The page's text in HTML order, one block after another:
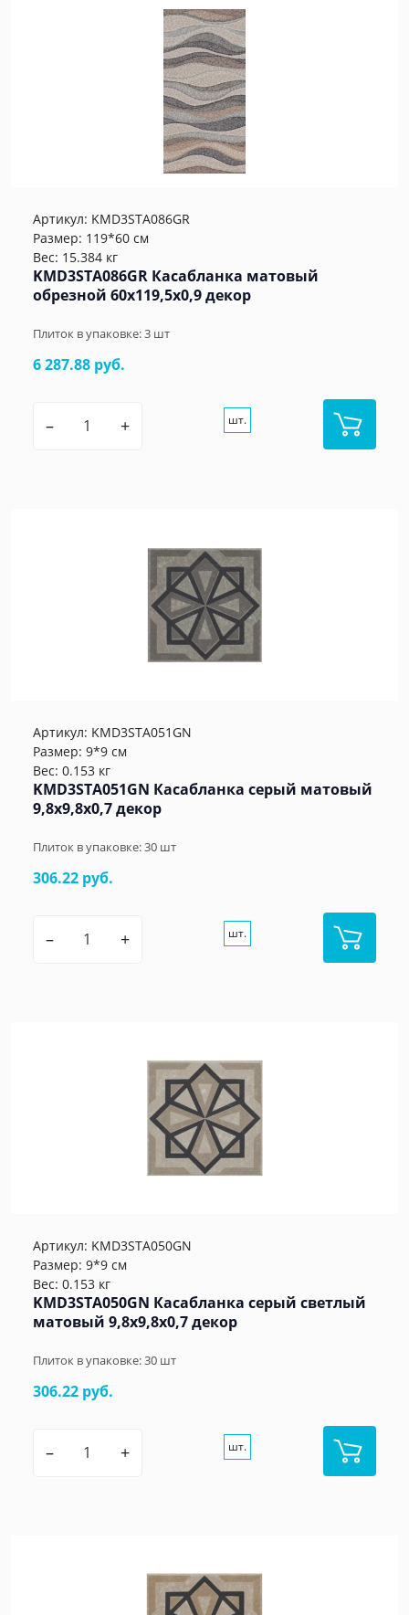
Артикул: KMD3STA086GR
Размер: 119*60 см
Вес: 15.384 кг
KMD3STA086GR Касабланка матовый
обрезной 60x119,5x0,9 декор
Плиток в упаковке:3 шт
6 287.88 руб.
– + шт.
Артикул: KMD3STA051GN
Размер: 9*9 см
Вес: 0.153 кг
KMD3STA051GN Касабланка серый матовый
9,8x9,8x0,7 декор
Плиток в упаковке:30 шт
306.22 руб.
– + шт.
Артикул: KMD3STA050GN
Размер: 9*9 см
Вес: 0.153 кг
KMD3STA050GN Касабланка серый светлый
матовый 9,8x9,8x0,7 декор
Плиток в упаковке:30 шт
306.22 руб.
– + шт.